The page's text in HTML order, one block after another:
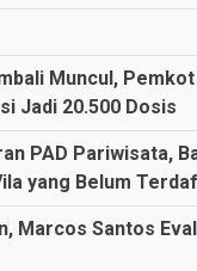
Muncul,
Jadi 20.500 Dosis
PAD Pariwisata,
yang Belum
Marcos Santos